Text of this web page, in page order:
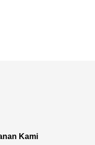
Kami